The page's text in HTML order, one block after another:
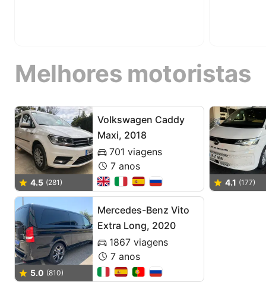
Melhores motoristas
4.5 (281)
Volkswagen Caddy
Maxi, 2018
701 viagens
7 anos
5.0 (810)
Mercedes-Benz Vito
Extra Long, 2020
1867 viagens
7 anos
4.1 (177)